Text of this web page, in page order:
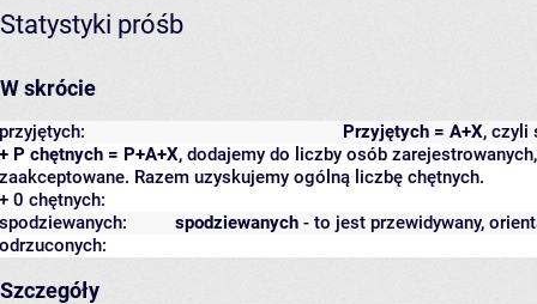
Statystyki próśb
W skrócie
Przyjętych = A+X, czyli
przyjętych:
+ P chętnych = P+A+X, dodajemy do liczby osób
zaakceptowane. Razem uzyskujemy ogólną liczbę chętnych.
+ 0 chętnych:
spodziewanych - to jest przewidywany,
spodziewanych:
odrzuconych:
Szczegóły